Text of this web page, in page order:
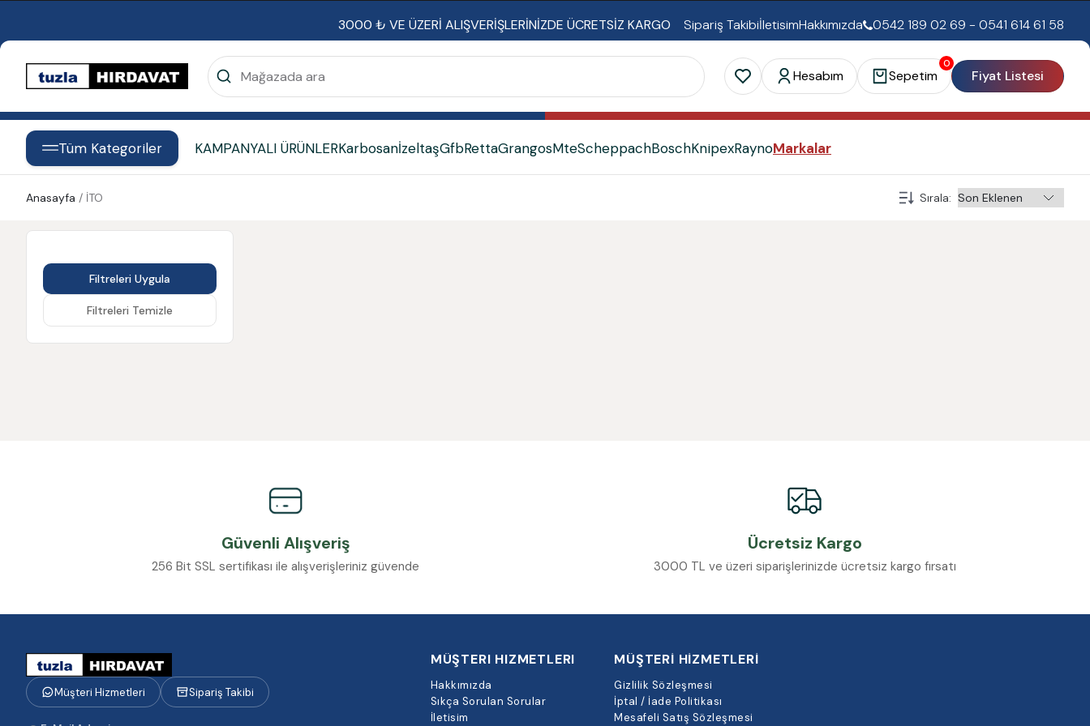
3000 ₺ VE ÜZERİ ALIŞVERİŞLERİNİZDE ÜCRETSİZ KARGO Sipariş TakibiİletisimHakkımızda 0542 189 02 69 - 0541 614 61 58
Hesabım
0
Sepetim Fiyat Listesi
Tüm Kategoriler KAMPANYALI ÜRÜNLERKarbosanİzeltaşGfbRettaGrangosMteScheppachBoschKnipexRaynoMarkalar
Anasayfa / İTO Sırala:
Filtreleri Uygula
Filtreleri Temizle
Güvenli Alışveriş
256 Bit SSL sertifikası ile alışverişleriniz güvende
Ücretsiz Kargo
3000 TL ve üzeri siparişlerinizde ücretsiz kargo fırsatı
Müşteri Hizmetleri Sipariş Takibi
MÜŞTERI HIZMETLERI
Hakkımızda
Sıkça Sorulan Sorular
İletisim
MÜŞTERİ HİZMETLERİ
Gizlilik Sözleşmesi
İptal / İade Politikası
Mesafeli Satış Sözleşmesi